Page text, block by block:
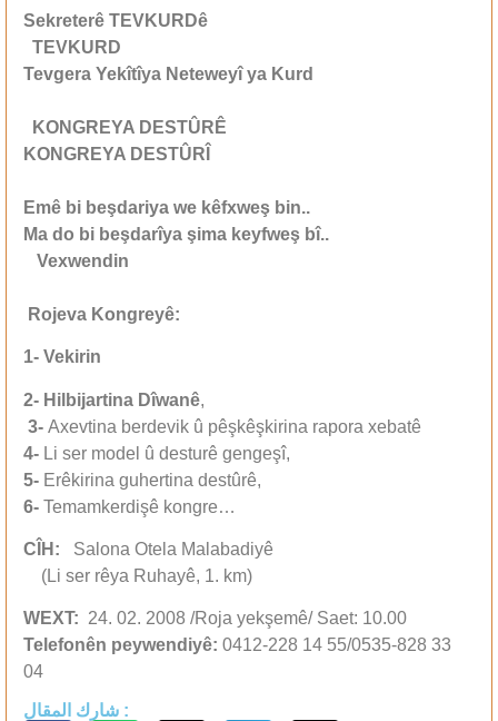
Sekreterê TEVKURDê
TEVKURD
Tevgera Yekîtîya Neteweyî ya Kurd
KONGREYA DESTÛRÊ
KONGREYA DESTÛRÎ
Emê bi beşdariya we kêfxweş bin..
Ma do bi beşdarîya şima keyfweş bî..
Vexwendin
Rojeva Kongreyê:
1- Vekirin
2- Hilbijartina Dîwanê,
3- Axevtina berdevik û pêşkêşkirina rapora xebatê
4- Li ser model û desturê gengeşî,
5- Erêkirina guhertina destûrê,
6- Temamkerdişê kongre…
CÎH:
Salona Otela Malabadiyê
(Li ser rêya Ruhayê, 1. km)
WEXT: 24. 02. 2008 /Roja yekşemê/ Saet: 10.00
Telefonên peywendiyê: 0412-228 14 55/0535-828 33
04
شارك المقال :